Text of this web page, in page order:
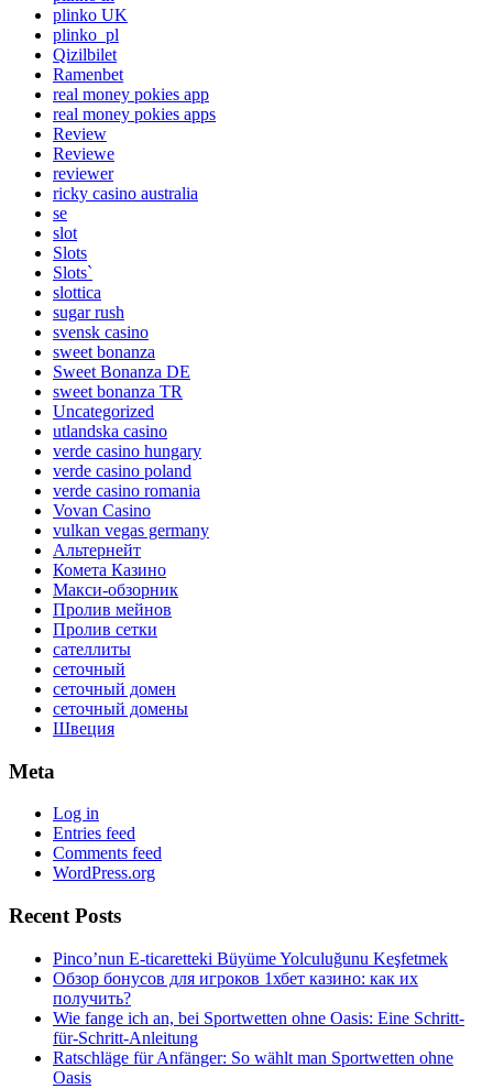
plinko UK
plinko_pl
Qizilbilet
Ramenbet
real money pokies app
real money pokies apps
Review
Reviewe
reviewer
ricky casino australia
se
slot
Slots
Slots`
slottica
sugar rush
svensk casino
sweet bonanza
Sweet Bonanza DE
sweet bonanza TR
Uncategorized
utlandska casino
verde casino hungary
verde casino poland
verde casino romania
Vovan Casino
vulkan vegas germany
Альтернейт
Комета Казино
Макси-обзорник
Пролив мейнов
Пролив сетки
сателлиты
сеточный
сеточный домен
сеточный домены
Швеция
Meta
Log in
Entries feed
Comments feed
WordPress.org
Recent Posts
Pinco’nun E-ticaretteki Büyüme Yolculuğunu Keşfetmek
Обзор бонусов для игроков 1хбет казино: как их
получить?
Wie fange ich an, bei Sportwetten ohne Oasis: Eine Schritt-
für-Schritt-Anleitung
Ratschläge für Anfänger: So wählt man Sportwetten ohne
Oasis